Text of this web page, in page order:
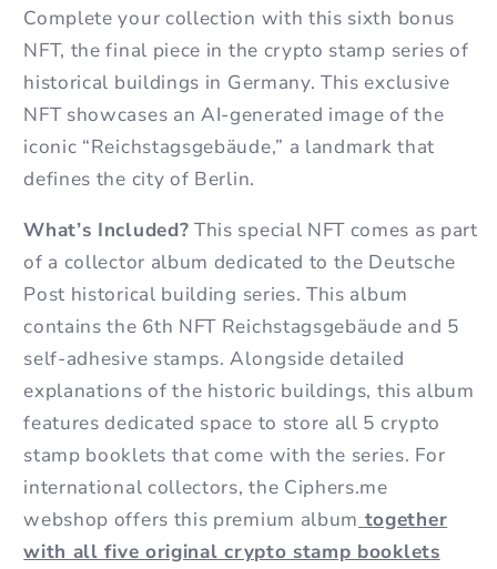
Complete your collection with this sixth bonus
NFT, the final piece in the crypto stamp series of
historical buildings in Germany. This exclusive
NFT showcases an AI-generated image of the
iconic “Reichstagsgebäude,” a landmark that
defines the city of Berlin.
What’s Included? This special NFT comes as part
of a collector album dedicated to the Deutsche
Post historical building series. This album
contains the 6th NFT Reichstagsgebäude and 5
self-adhesive stamps.Alongside detailed
explanations of the historic buildings, this album
features dedicated space to store all 5 crypto
stamp booklets that come with the series. For
international collectors, the Ciphers.me
webshop offers this premium album together
with all five original crypto stamp booklets